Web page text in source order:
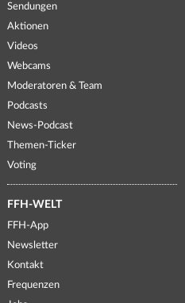
Sendungen
Aktionen
Videos
Webcams
Moderatoren & Team
Podcasts
News-Podcast
Themen-Ticker
Voting
FFH-WELT
FFH-App
Newsletter
Kontakt
Frequenzen